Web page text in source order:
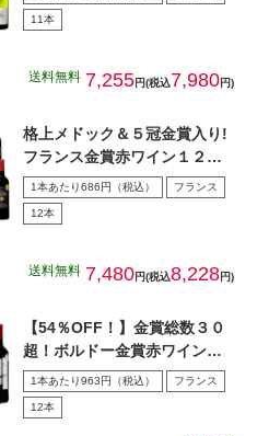
11本
送料無料 7,255円(税込7,980円)
格上メドック＆５冠金賞入り!
フランス金賞赤ワイン１２本
セット 第１０８弾
1本あたり686円（税込） フランス
12本
送料無料 7,480円(税込8,228円)
【54％OFF！】金賞総数３０
超！ボルドー金賞赤ワイン１
２本セット 第１5弾
1本あたり963円（税込） フランス
12本